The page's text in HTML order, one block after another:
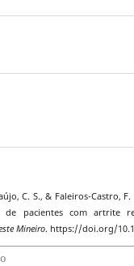
C. S., & Faleiros-Castro,
pacientes com artrite
Mineiro. https://doi.org/